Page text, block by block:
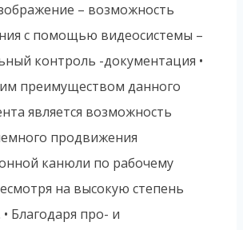
– возможность
с помощью видеосистемы –
контроль -документация •
преимуществом данного
является возможность
продвижения
канюли по рабочему
на высокую степень
• Благодаря про- и